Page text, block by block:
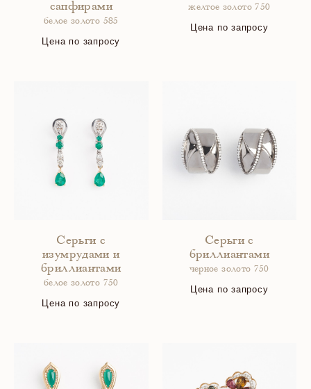
сапфирами
белое золото 585
Цена по запросу
желтое золото 750
Цена по запросу
Серьги с
изумрудами и
бриллиантами
белое золото 750
Цена по запросу
Серьги с
бриллиантами
черное золото 750
Цена по запросу